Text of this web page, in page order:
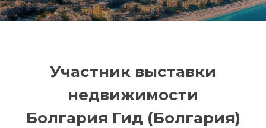
Участник выставки
недвижимости
Болгария Гид (Болгария)